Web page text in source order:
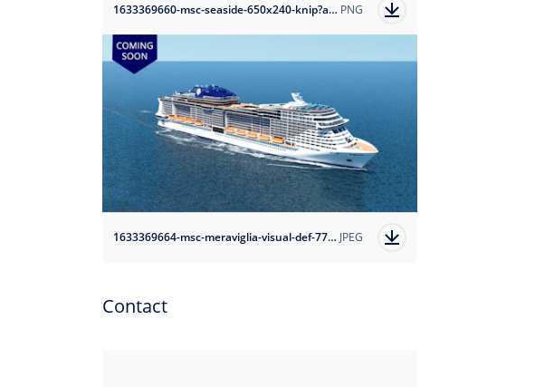
1633369660-msc-seaside-650x240-knip?auto=format PNG
1633369664-msc-meraviglia-visual-def-777-coming-soon?auto=format JPEG
Contact